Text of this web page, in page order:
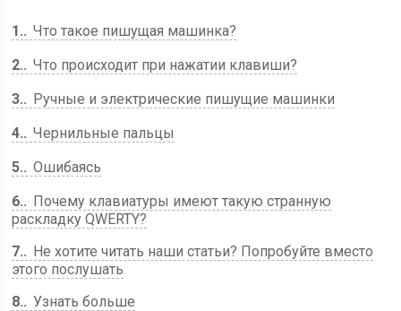
1.
Что такое пишущая машинка?
2.
Что происходит при нажатии клавиши?
3.
Ручные и электрические пишущие машинки
4.
Чернильные пальцы
5.
Ошибаясь
6.
Почему клавиатуры имеют такую ​​странную
раскладку QWERTY?
7.
Не хотите читать наши статьи? Попробуйте вместо
этого послушать
8.
Узнать больше